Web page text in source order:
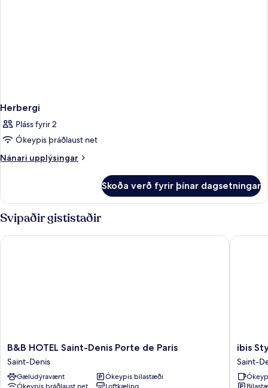
Herbergi
Pláss fyrir 2
Ókeypis þráðlaust net
Nánari upplýsingar
Nánari
Skoða verð fyrir þínar dagsetningar
Svipaðir gististaðir
B&B
HOTEL
Saint-
Denis
B&B HOTEL Saint-Denis Porte de Paris
Saint-Denis
Gæludýravænt
Ókeypis bílastæði
Ókeypis þráðlaust net
Loftkæling
B&B HOTEL Saint-Denis Porte de Paris
ibis
Styles
Paris
Saint
ibis
Saint-
ibis